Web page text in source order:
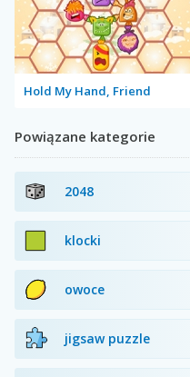
Hold My Hand, Friend
Powiązane kategorie
2048
klocki
owoce
jigsaw puzzle